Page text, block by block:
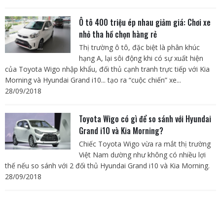
Ô tô 400 triệu ép nhau giảm giá: Chơi xe
nhỏ tha hồ chọn hàng rẻ
Thị trường ô tô, đặc biệt là phân khúc
hạng A, lại sôi động khi có sự xuất hiện
của Toyota Wigo nhập khẩu, đối thủ cạnh tranh trực tiếp với Kia
Morning và Hyundai Grand i10... tạo ra “cuộc chiến” xe...
28/09/2018
Toyota Wigo có gì để so sánh với Hyundai
Grand i10 và Kia Morning?
Chiếc Toyota Wigo vừa ra mắt thị trường
Việt Nam dường như không có nhiều lợi
thế nếu so sánh với 2 đối thủ Hyundai Grand i10 và Kia Morning.
28/09/2018